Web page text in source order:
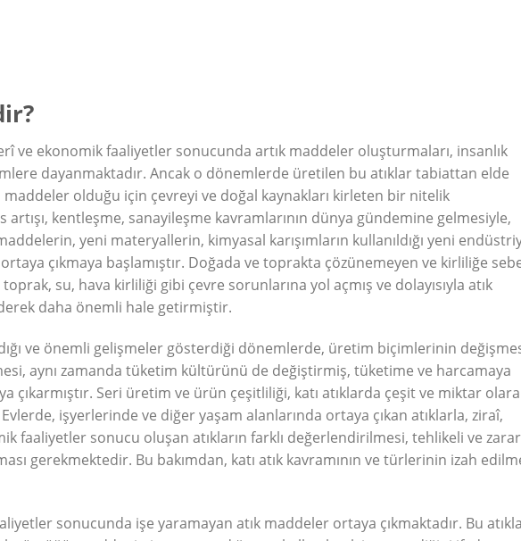
ve ekonomik faaliyetler sonucunda artık maddeler oluşturmaları, insanlık
dayanmaktadır. Ancak o dönemlerde üretilen bu atıklar tabiattan elde
olduğu için çevreyi ve doğal kaynakları kirleten bir nitelik
artışı, kentleşme, sanayileşme kavramlarının dünya gündemine gelmesiyle,
yeni materyallerin, kimyasal karışımların kullanıldığı yeni
çıkmaya başlamıştır. Doğada ve toprakta çözünemeyen ve kirliliğe
su, hava kirliliği gibi çevre sorunlarına yol açmış ve dolayısıyla atık
daha önemli hale getirmiştir.
ve önemli gelişmeler gösterdiği dönemlerde, üretim biçimlerinin
aynı zamanda tüketim kültürünü de değiştirmiş, tüketime ve harcamaya
çıkarmıştır. Seri üretim ve ürün çeşitliliği, katı atıklarda çeşit ve miktar
Evlerde, işyerlerinde ve diğer yaşam alanlarında ortaya çıkan atıklarla, ziraî,
faaliyetler sonucu oluşan atıkların farklı değerlendirilmesi, tehlikeli ve
gerekmektedir. Bu bakımdan, katı atık kavramının ve türlerinin izah
sonucunda işe yaramayan atık maddeler ortaya çıkmaktadır. Bu